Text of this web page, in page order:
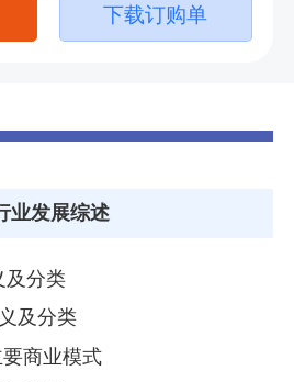
下载订购单
业发展综述
及分类
及分类
要商业模式